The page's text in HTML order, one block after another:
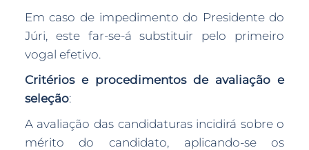
Em caso de impedimento do Presidente do
Júri, este far-se-á substituir pelo primeiro
vogal efetivo.
Critérios e procedimentos de avaliação e
seleção:
A avaliação das candidaturas incidirá sobre o
mérito do candidato, aplicando-se os